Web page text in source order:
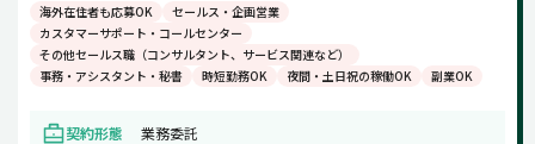
海外在住者も応募OK
セールス・企画営業
カスタマーサポート・コールセンター
その他セールス職（コンサルタント、サービス関連など）
事務・アシスタント・秘書
時短勤務OK 夜間・土日祝の稼働OK 副業OK
契約形態
業務委託